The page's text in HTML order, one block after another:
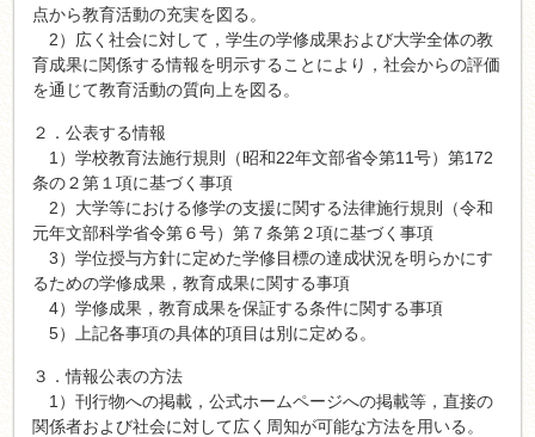
点から教育活動の充実を図る。
2）広く社会に対して，学生の学修成果および大学全体の教
育成果に関係する情報を明示することにより，社会からの評価
を通じて教育活動の質向上を図る。
２．公表する情報
1）学校教育法施行規則（昭和22年文部省令第11号）第172
条の２第１項に基づく事項
2）大学等における修学の支援に関する法律施行規則（令和
元年文部科学省令第６号）第７条第２項に基づく事項
3）学位授与方針に定めた学修目標の達成状況を明らかにす
るための学修成果，教育成果に関する事項
4）学修成果，教育成果を保証する条件に関する事項
5）上記各事項の具体的項目は別に定める。
３．情報公表の方法
1）刊行物への掲載，公式ホームページへの掲載等，直接の
関係者および社会に対して広く周知が可能な方法を用いる。